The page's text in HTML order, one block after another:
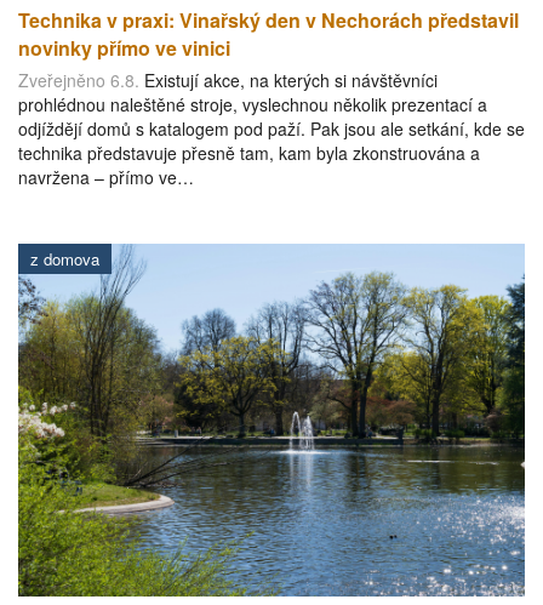
Technika v praxi: Vinařský den v Nechorách představil
novinky přímo ve vinici
Zveřejněno 6.8. Existují akce, na kterých si návštěvníci
prohlédnou naleštěné stroje, vyslechnou několik prezentací a
odjíždějí domů s katalogem pod paží. Pak jsou ale setkání, kde se
technika představuje přesně tam, kam byla zkonstruována a
navržena – přímo ve…
z domova